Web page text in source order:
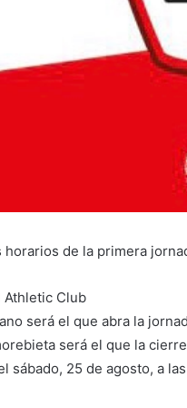
horarios de la primera
Club
será el que abra la
será el que la
sábado, 25 de agosto, a